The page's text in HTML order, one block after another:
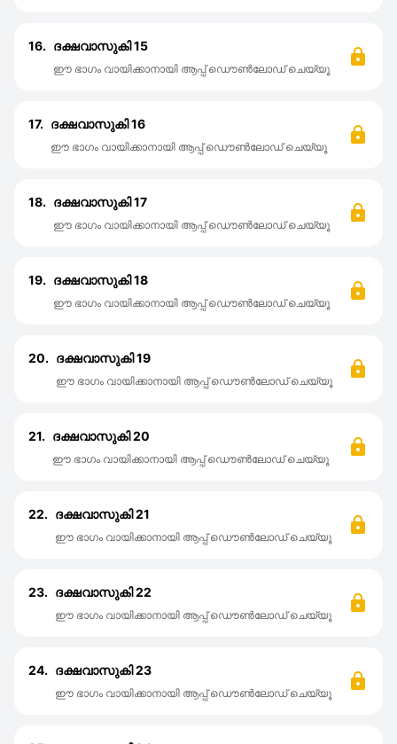
16. ദക്ഷവാസുകി 15
ഈ ഭാഗം വായിക്കാനായി ആപ്പ് ഡൌൺലോഡ് ചെയ്യൂ
17. ദക്ഷവാസുകി 16
ഈ ഭാഗം വായിക്കാനായി ആപ്പ് ഡൌൺലോഡ് ചെയ്യൂ
18. ദക്ഷവാസുകി 17
ഈ ഭാഗം വായിക്കാനായി ആപ്പ് ഡൌൺലോഡ് ചെയ്യൂ
19. ദക്ഷവാസുകി 18
ഈ ഭാഗം വായിക്കാനായി ആപ്പ് ഡൌൺലോഡ് ചെയ്യൂ
20. ദക്ഷവാസുകി 19
ഈ ഭാഗം വായിക്കാനായി ആപ്പ് ഡൌൺലോഡ് ചെയ്യൂ
21. ദക്ഷവാസുകി 20
ഈ ഭാഗം വായിക്കാനായി ആപ്പ് ഡൌൺലോഡ് ചെയ്യൂ
22. ദക്ഷവാസുകി 21
ഈ ഭാഗം വായിക്കാനായി ആപ്പ് ഡൌൺലോഡ് ചെയ്യൂ
23. ദക്ഷവാസുകി 22
ഈ ഭാഗം വായിക്കാനായി ആപ്പ് ഡൌൺലോഡ് ചെയ്യൂ
24. ദക്ഷവാസുകി 23
ഈ ഭാഗം വായിക്കാനായി ആപ്പ് ഡൌൺലോഡ് ചെയ്യൂ